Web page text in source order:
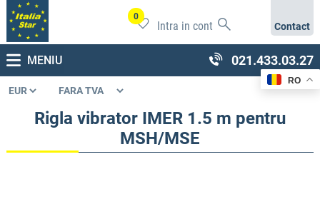
0
Intra in cont Contact
MENIU 021.433.03.27
Rigla vibrator IMER 1.5 m pentru
MSH/MSE
RO